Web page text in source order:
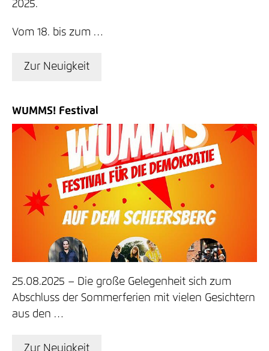
2025.
Vom 18. bis zum …
Zur Neuigkeit
WUMMS! Festival
25.08.2025
Die große Gelegenheit sich zum
Abschluss der Sommerferien mit vielen Gesichtern
aus den …
Zur Neuigkeit